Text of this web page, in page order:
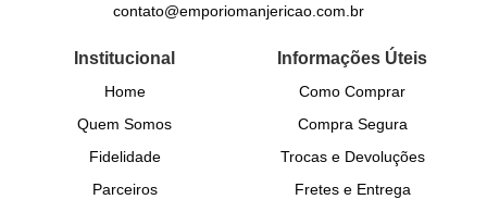
contato@emporiomanjericao.com.br
Institucional
Home
Quem Somos
Fidelidade
Parceiros
Informações Úteis
Como Comprar
Compra Segura
Trocas e Devoluções
Fretes e Entrega